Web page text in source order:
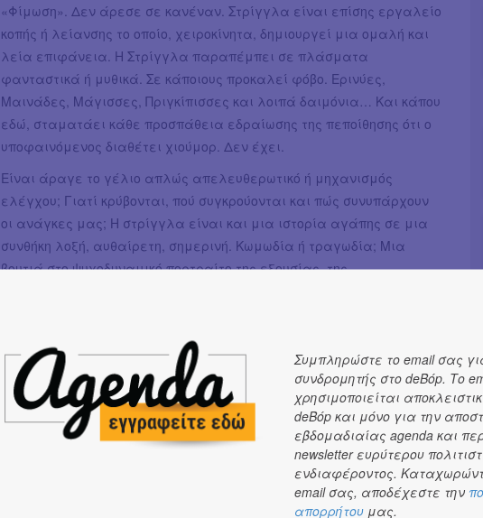
«Φίμωση». Δεν άρεσε σε κανέναν. Στρίγγλα είναι επίσης εργαλείο
κοπής ή λείανσης το οποίο, χειροκίνητα, δημιουργεί μια ομαλή και
λεία επιφάνεια. Η Στρίγγλα παραπέμπει σε πλάσματα
φανταστικά ή μυθικά. Σε κάποιους προκαλεί φόβο. Ερινύες,
Μαινάδες, Μάγισσες, Πριγκίπισσες και λοιπά δαιμόνια… Και κάπου
εδώ, σταματάει κάθε προσπάθεια εδραίωσης της πεποίθησης ότι ο
υποφαινόμενος διαθέτει χιούμορ. Δεν έχει.
Είναι άραγε το γέλιο απλώς απελευθερωτικό ή μηχανισμός
ελέγχου; Γιατί κρύβονται, πού συγκρούονται και πώς συνυπάρχουν
οι ανάγκες μας; Η στρίγγλα είναι και μια ιστορία αγάπης σε μια
συνθήκη λοξή, αυθαίρετη, σημερινή. Κωμωδία ή τραγωδία; Μια
βουτιά στο ψυχοδυναμικό πορτραίτο της εξουσίας, της
τη νευραλγική και αμφίσημη ισορροπία, μέσα από το πρίσμα της
απόστασης, της ειρωνείας και της υπερβολής. Όλα συνεχώς
αναδιαμορφώνονται και επαναπροσδιορίζονται. Κι όσο η
δραματουργία οδηγεί σε κάτι πιο σκοτεινό και επικίνδυνο, όσο το
έργο απογυμνώνεται από τα ιστορικά χαρακτηριστικά του,
βρισκόμαστε σε ένα πεδίο μάχης. Το σπίτι μας. Καλή διασκέδαση;
Συμπληρώστε το email σας
συνδρομητής στο deBόp. Το
χρησιμοποιείται
deBόp και μόνο για την
εβδομαδιαίας agenda και
newsletter ευρύτερου
ενδιαφέροντος.
email σας, αποδέχεστε την
απορρήτου μας.